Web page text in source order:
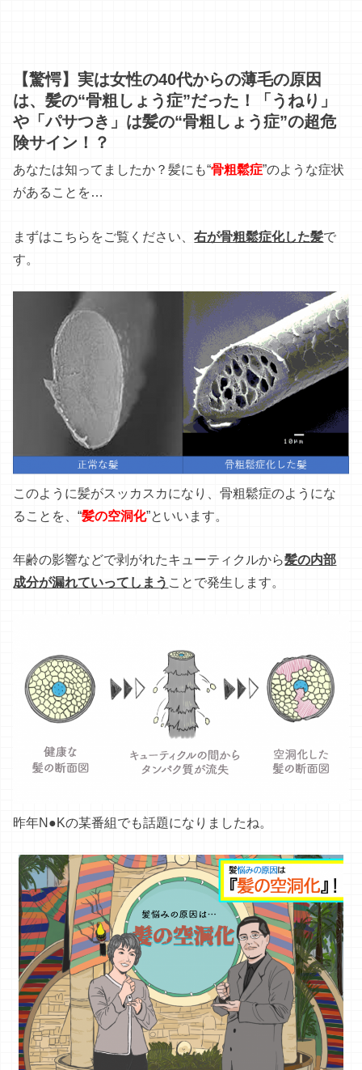
【驚愕】実は女性の40代からの薄毛の原因
は、髪の“骨粗しょう症”だった！「うねり」
や「パサつき」は髪の“骨粗しょう症”の超危
険サイン！？
あなたは知ってましたか？髪にも“骨粗鬆症”のような症状
があることを…
まずはこちらをご覧ください、右が骨粗鬆症化した髪で
す。
このように髪がスッカスカになり、骨粗鬆症のようにな
ることを、“髪の空洞化”といいます。
年齢の影響などで剥がれたキューティクルから髪の内部
成分が漏れていってしまう ことで発生します。
昨年N●Kの某番組でも話題になりましたね。